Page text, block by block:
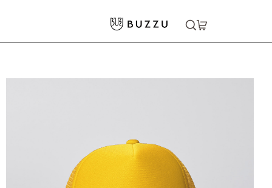
メッシュキャップ